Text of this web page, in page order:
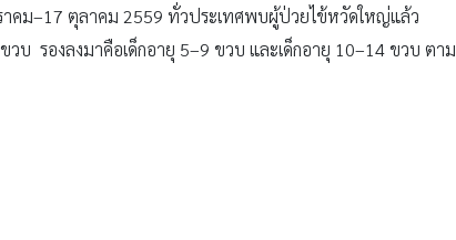
าคม–17 ตุลาคม 2559 ทั่วประเทศพบผู้ป่วยไข้หวัดใหญ่แล้ว
บ รองลงมาคือเด็กอายุ 5–9 ขวบ และเด็กอายุ 10–14 ขวบ ตาม